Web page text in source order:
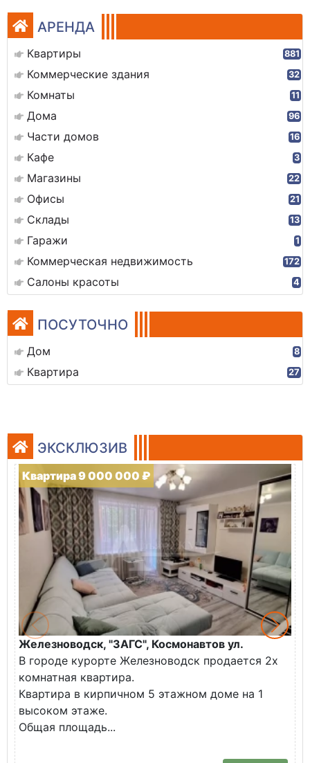
АРЕНДА
Квартиры 881
Коммерческие здания 32
Комнаты 11
Дома 96
Части домов 16
Кафе 3
Магазины 22
Офисы 21
Склады 13
Гаражи 1
Коммерческая недвижимость 172
Салоны красоты 4
ПОСУТОЧНО
Дом 8
Квартира 27
ЭКСКЛЮЗИВ
Квартира 9 000 000 ₽
Железноводск, "ЗАГС", Космонавтов ул.
В городе курорте Железноводск продается 2х
комнатная квартира.
Квартира в кирпичном 5 этажном доме на 1
высоком этаже.
Общая площадь...